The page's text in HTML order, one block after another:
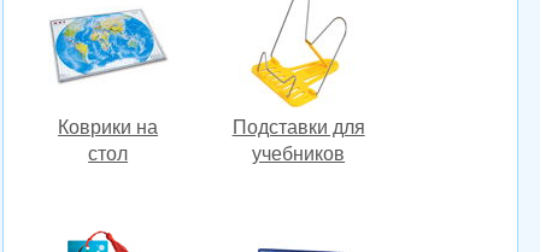
Коврики на
стол
Подставки для
учебников